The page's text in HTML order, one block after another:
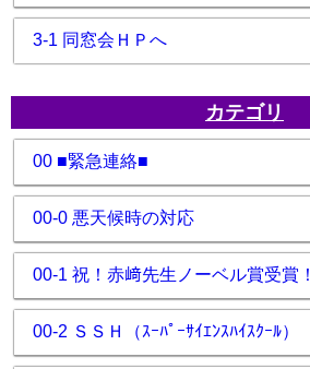
3-1 同窓会ＨＰへ
カテゴリ
00 ■緊急連絡■
00-0 悪天候時の対応
00-1 祝！赤﨑先生ノーベル賞受賞！
00-2 ＳＳＨ（ｽｰﾊﾟｰｻｲｴﾝｽﾊｲｽｸｰﾙ）